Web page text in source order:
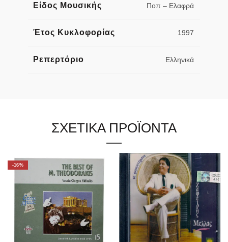
Είδος Μουσικής Ποπ – Ελαφρά
Έτος Κυκλοφορίας 1997
Ρεπερτόριο Ελληνικά
ΣΧΕΤΙΚΑ ΠΡΟΪΟΝΤΑ
-16%